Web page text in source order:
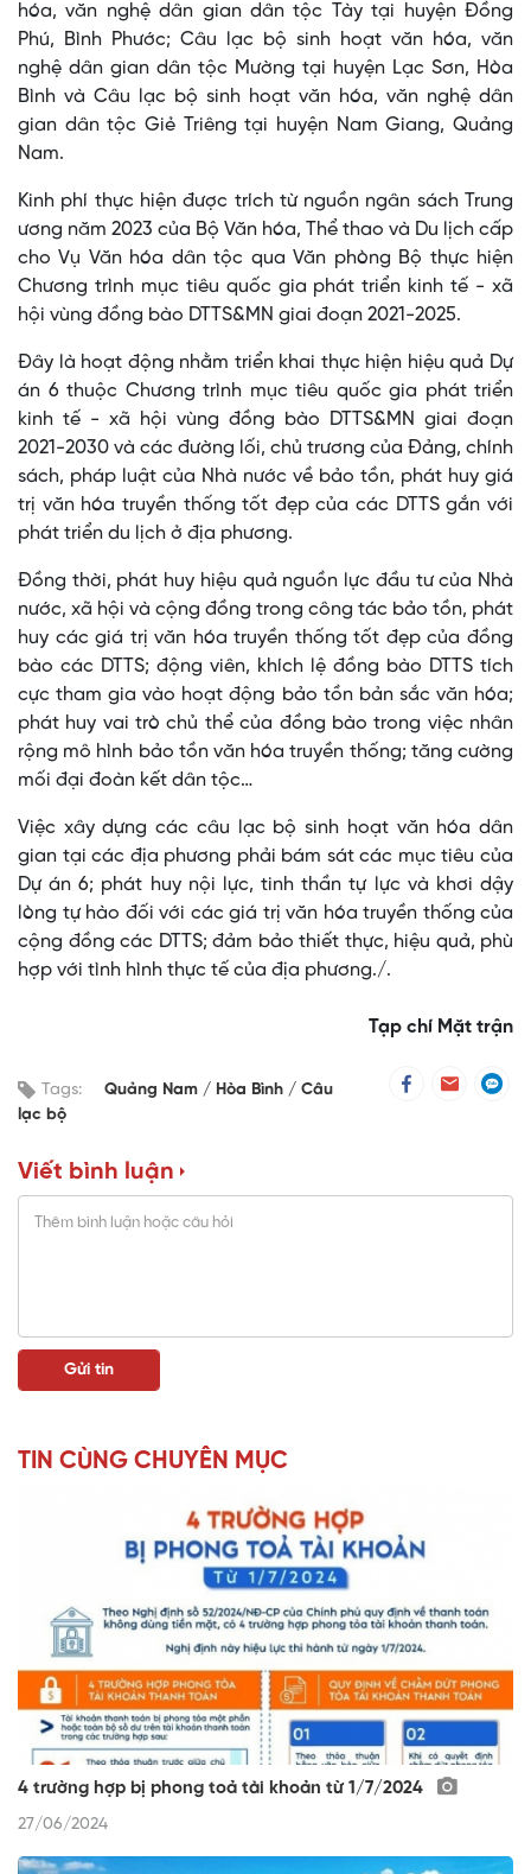
hóa, văn nghệ dân gian dân tộc Tày tại huyện Đồng
Phú, Bình Phước; Câu lạc bộ sinh hoạt văn hóa, văn
nghệ dân gian dân tộc Mường tại huyện Lạc Sơn, Hòa
Bình và Câu lạc bộ sinh hoạt văn hóa, văn nghệ dân
gian dân tộc Giẻ Triêng tại huyện Nam Giang, Quảng
Nam.
Kinh phí thực hiện được trích từ nguồn ngân sách Trung
ương năm 2023 của Bộ Văn hóa, Thể thao và Du lịch cấp
cho Vụ Văn hóa dân tộc qua Văn phòng Bộ thực hiện
Chương trình mục tiêu quốc gia phát triển kinh tế - xã
hội vùng đồng bào DTTS&MN giai đoạn 2021-2025.
Đây là hoạt động nhằm triển khai thực hiện hiệu quả Dự
án 6 thuộc Chương trình mục tiêu quốc gia phát triển
kinh tế - xã hội vùng đồng bào DTTS&MN giai đoạn
2021-2030 và các đường lối, chủ trương của Đảng, chính
sách, pháp luật của Nhà nước về bảo tồn, phát huy giá
trị văn hóa truyền thống tốt đẹp của các DTTS gắn với
phát triển du lịch ở địa phương.
Đồng thời, phát huy hiệu quả nguồn lực đầu tư của Nhà
nước, xã hội và cộng đồng trong công tác bảo tồn, phát
huy các giá trị văn hóa truyền thống tốt đẹp của đồng
bào các DTTS; động viên, khích lệ đồng bào DTTS tích
cực tham gia vào hoạt động bảo tồn bản sắc văn hóa;
phát huy vai trò chủ thể của đồng bào trong việc nhân
rộng mô hình bảo tồn văn hóa truyền thống; tăng cường
mối đại đoàn kết dân tộc…
Việc xây dựng các câu lạc bộ sinh hoạt văn hóa dân
gian tại các địa phương phải bám sát các mục tiêu của
Dự án 6; phát huy nội lực, tinh thần tự lực và khơi dậy
lòng tự hào đối với các giá trị văn hóa truyền thống của
cộng đồng các DTTS; đảm bảo thiết thực, hiệu quả, phù
hợp với tình hình thực tế của địa phương./.
Tạp chí Mặt trận
Tags: Quảng Nam Hòa Bình
Câu
lạc bộ
Viết bình luận
TIN CÙNG CHUYÊN MỤC
4 trường hợp bị phong toả tài khoản từ 1/7/2024
27/06/2024